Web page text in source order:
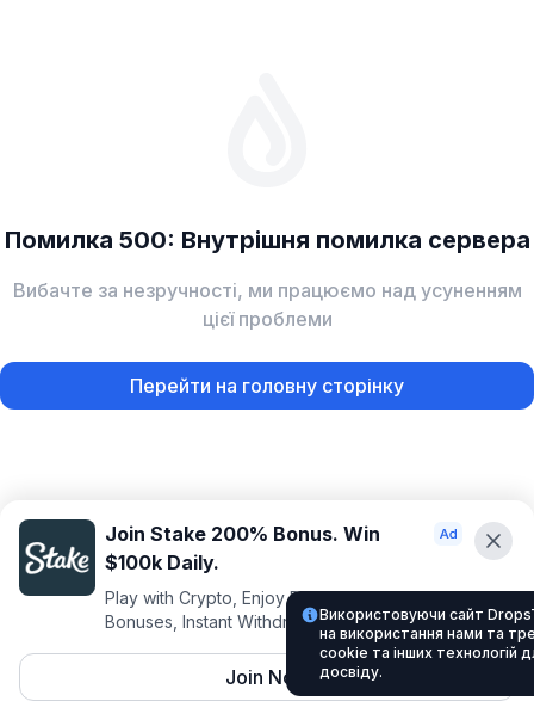
Помилка 500: Внутрішня помилка сервера
Вибачте за незручності, ми працюємо над усуненням
цієї проблеми
Перейти на головну сторінку
Join Stake 200% Bonus. Win
$100k Daily.
Play with Crypto, Enjoy Best VIP Club, Daily
Bonuses, Instant Withdrawals.
Join Now
Використовуючи сайт
на використання нами та
cookie та інших технологій
досвіду.